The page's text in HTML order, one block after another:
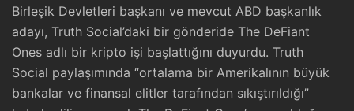
Birleşik Devletleri başkanı ve mevcut ABD başkanlık
adayı, Truth Social’daki bir gönderide The DeFiant
Ones adlı bir kripto işi başlattığını duyurdu. Truth
Social paylaşımında “ortalama bir Amerikalının büyük
bankalar ve finansal elitler tarafından sıkıştırıldığı”